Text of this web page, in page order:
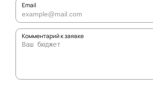
Email
Комментарий к заявке